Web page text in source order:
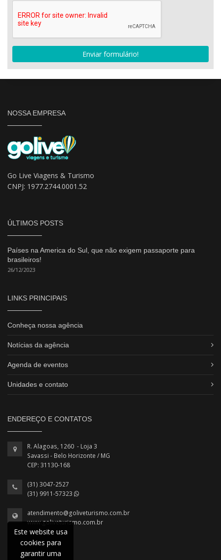
Enviar formulário!
NOSSA EMPRESA
Go Live Viagens & Turismo
CNPJ: 1977.2744.0001.52
ÚLTIMOS POSTS
Países na America do Sul, que não exigem passaporte para
brasileiros!
26/12/2023
LINKS PRINCIPAIS
Conheça nossa agência
Notícias da agência
Agenda de eventos
Unidades e contato
ENDEREÇO E CONTATOS
R. Alagoas, 1260 - Loja 3
Savassi - Belo Horizonte / MG
CEP: 31130-168
(31) 3047-2527
(31) 9911-57323
atendimento@goliveturismo.com.br
www.goliveturismo.com.br
Este website usa
cookies para
garantir uma